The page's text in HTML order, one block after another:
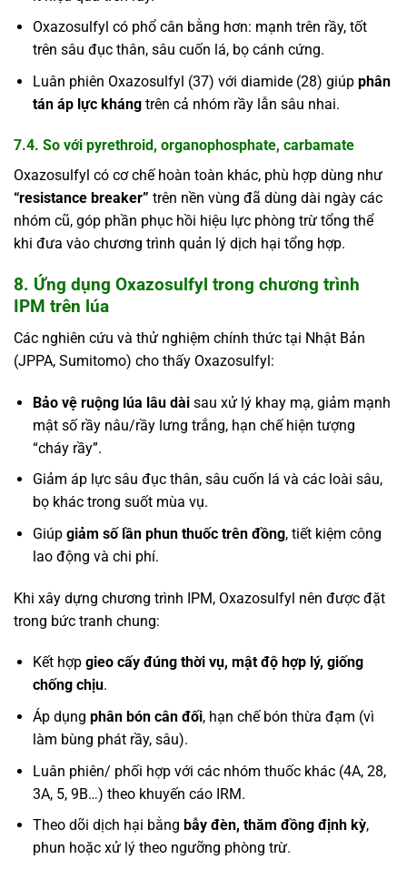
Oxazosulfyl có phổ cân bằng hơn: mạnh trên rầy, tốt
trên sâu đục thân, sâu cuốn lá, bọ cánh cứng.
Luân phiên Oxazosulfyl (37) với diamide (28) giúp phân
tán áp lực khángtrên cả nhóm rầy lẫn sâu nhai.
7.4. So với pyrethroid, organophosphate, carbamate
Oxazosulfyl có cơ chế hoàn toàn khác, phù hợp dùng như
“resistance breaker” trên nền vùng đã dùng dài ngày các
nhóm cũ, góp phần phục hồi hiệu lực phòng trừ tổng thể
khi đưa vào chương trình quản lý dịch hại tổng hợp.
8. Ứng dụng Oxazosulfyl trong chương trình
IPM trên lúa
Các nghiên cứu và thử nghiệm chính thức tại Nhật Bản
(JPPA, Sumitomo) cho thấy Oxazosulfyl:
Bảo vệ ruộng lúa lâu dàisau xử lý khay mạ, giảm mạnh
mật số rầy nâu/rầy lưng trắng, hạn chế hiện tượng
“cháy rầy”.
Giảm áp lực sâu đục thân, sâu cuốn lá và các loài sâu,
bọ khác trong suốt mùa vụ.
Giúp giảm số lần phun thuốc trên đồng, tiết kiệm công
lao động và chi phí.
Khi xây dựng chương trình IPM, Oxazosulfyl nên được đặt
trong bức tranh chung:
Kết hợp gieo cấy đúng thời vụ, mật độ hợp lý, giống
chống chịu.
Áp dụng phân bón cân đối, hạn chế bón thừa đạm (vì
làm bùng phát rầy, sâu).
Luân phiên/ phối hợp với các nhóm thuốc khác (4A, 28,
3A, 5, 9B…) theo khuyến cáo IRM.
Theo dõi dịch hại bằng bẫy đèn, thăm đồng định kỳ,
phun hoặc xử lý theo ngưỡng phòng trừ.